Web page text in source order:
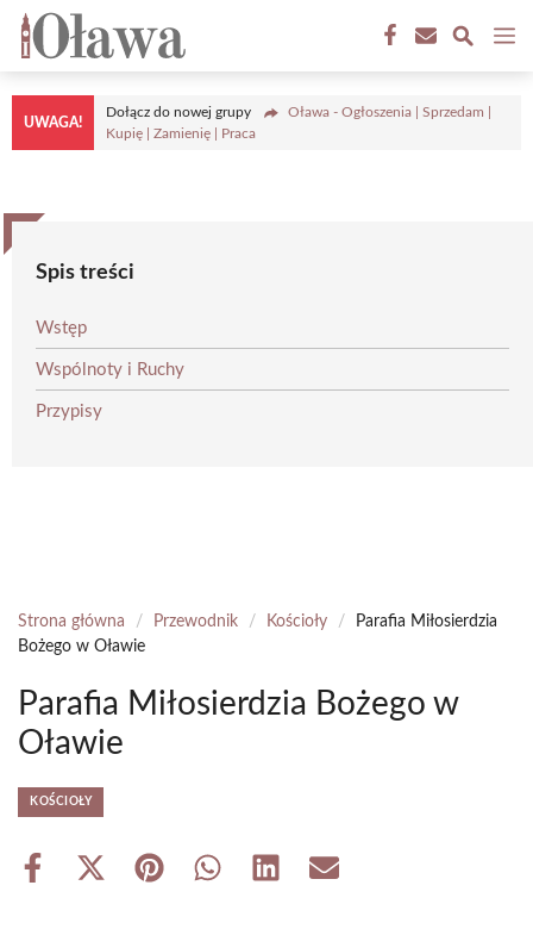
Przejdź
treści
UWAGA!
Dołącz do nowej grupy
Oława - Ogłoszenia | Sprzedam |
Kupię | Zamienię | Praca
Spis treści
Wstęp
Wspólnoty i Ruchy
Przypisy
Strona główna / Przewodnik / Kościoły /
Parafia Miłosierdzia
Bożego w Oławie
Parafia Miłosierdzia Bożego w
Oławie
KOŚCIOŁY
Share
Share Share Share Share Share